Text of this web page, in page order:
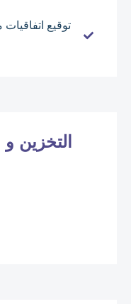
توقيع اتفاقيات
التخزين و